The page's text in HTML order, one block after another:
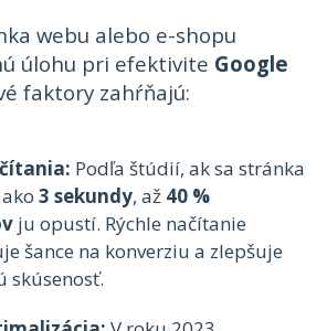
webu alebo e-shopu
úlohu pri efektivite Google
faktory zahŕňajú:
Podľa štúdií, ak sa stránka
3 sekundy, až 40 %
ju opustí. Rýchle načítanie
šance na konverziu a zlepšuje
skúsenosť.